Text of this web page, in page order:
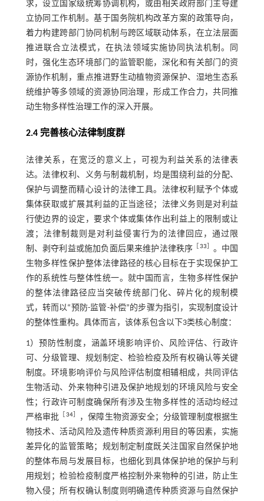
求，设立国家级统筹协调机构，或由相关政府部门主导建
立协同工作机制。基于国务院机构改革方案的政策导向，
着力构建跨部门协同机制与跨区域联动体系，在立法层面
推进联合立法模式，在执法领域实施协同执法机制。同
时，强化生态环境部门的监管职能，深化和有关部门的资
源协作机制，重点推进野生动植物资源保护、湿地生态系
统维护等多领域的资源协同治理，形成工作合力，共同推
动生物多样性治理工作的深入开展。
2.4 完善核心法律制度群
法律关系，在宽泛的意义上，可视为利益关系的法律表
达。法律权利、义务与制裁机制，均是围绕利益的分配、
保护与调整而精心设计的法律工具。法律权利赋予个体或
集体获取或扩展其利益的正当途径；法律义务则是对利益
行使边界的设定，要求个体或集体作出利益上的限制或让
渡；法律制裁则是对利益侵害行为的法律回应，通过限
制、剥夺利益或施加负面后果来维护法律秩序
33
。中国
生物多样性保护整体法律路径的核心目标在于实现保护工
作的系统性与整体性统一。就中国而言，生物多样性保护
的整体法律路径应当突破传统部门化、碎片化的规制模
式，转而以“预防-监管-补偿”的步骤为指引，实现制度设计
的整体性重构。具体而言，该体系包含以下3类核心制度：
1）预防性制度，涵盖环境影响评价、风险评估、行政许
可、分级管理、规划制定、检验检疫及所有权确认等关键
制度。环境影响评价与风险评估制度相辅相成，共同评估
生物活动、外来物种引进及保护地规划的环境风险与安全
性；行政许可制度确保所有涉及生物多样性的活动均经过
严格审批
34］
，保障生物资源安全；分级管理制度根据生
物技术、活动风险及遗传种质资源利用目的等因素，实施
差异化的监管策略；规划制定制度既关注国家自然保护地
的整体布局与发展目标，也细化到具体保护地的保护与利
用规划；检验检疫制度严格控制外来物种的引进，防止生
物入侵；所有权确认制度则明确遗传种质资源与自然保护